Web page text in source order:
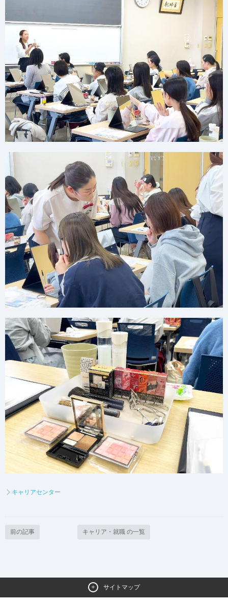
キャリアセンター
前の記事 キャリア・就職 の一覧
サイトマップ